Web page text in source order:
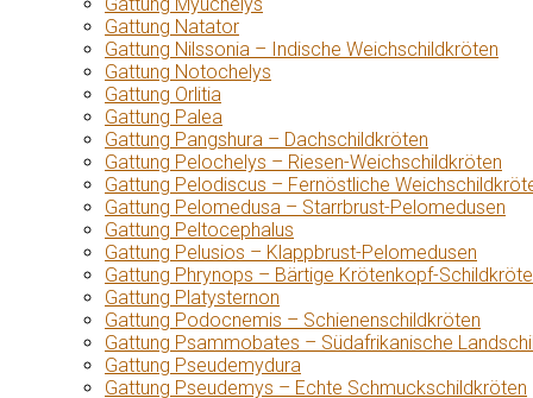
Gattung Natator
Gattung Nilssonia – Indische Weichschildkröten
Gattung Notochelys
Gattung Orlitia
Gattung Palea
Gattung Pangshura – Dachschildkröten
Gattung Pelochelys – Riesen-Weichschildkröten
Gattung Pelodiscus – Fernöstliche
Gattung Pelomedusa – Starrbrust-Pelomedusen
Gattung Peltocephalus
Gattung Pelusios – Klappbrust-Pelomedusen
Gattung Phrynops – Bärtige Krötenkopf-
Gattung Platysternon
Gattung Podocnemis – Schienenschildkröten
Gattung Psammobates – Südafrikanische
Gattung Pseudemydura
Gattung Pseudemys – Echte Schmuckschildkröten